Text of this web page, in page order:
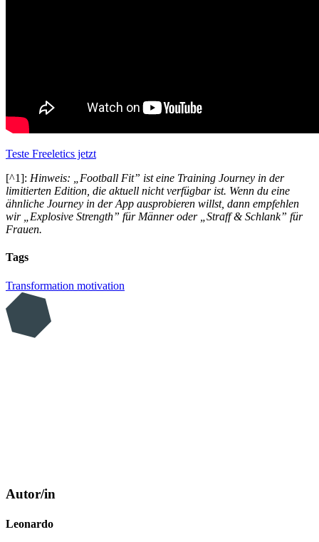
Teste Freeletics jetzt
[^1]: Hinweis: „Football Fit” ist eine Training Journey in der
limitierten Edition, die aktuell nicht verfügbar ist. Wenn du eine
ähnliche Journey in der App ausprobieren willst, dann empfehlen
wir „Explosive Strength” für Männer oder „Straff & Schlank” für
Frauen.
Tags
Transformation motivation
Autor/in
Leonardo